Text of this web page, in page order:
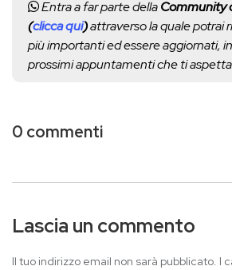
Entra a far parte dellaCommunity
(clicca qui)attraverso la quale potrai
più importanti ed essere aggiornati,
prossimi appuntamenti che ti
0 commenti
Lascia un commento
Il tuo indirizzo email non sarà pubblicato. I